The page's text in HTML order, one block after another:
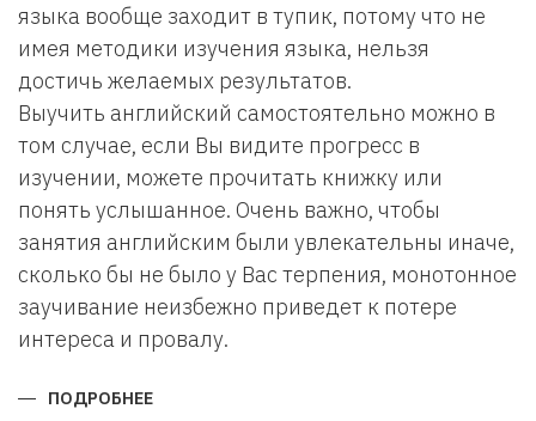
языка вообще заходит в тупик, потому что не
имея методики изучения языка, нельзя
достичь желаемых результатов.
Выучить английский самостоятельно можно в
том случае, если Вы видите прогресс в
изучении, можете прочитать книжку или
понять услышанное. Очень важно, чтобы
занятия английским были увлекательны иначе,
сколько бы не было у Вас терпения, монотонное
заучивание неизбежно приведет к потере
интереса и провалу.
ПОДРОБНЕЕ